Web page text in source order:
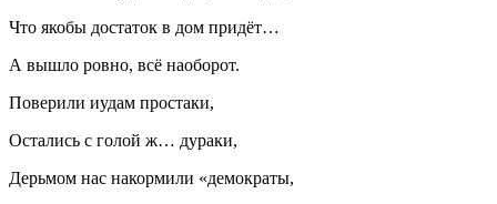
Что якобы достаток в дом придёт…
А вышло ровно, всё наоборот.
Поверили иудам простаки,
Остались с голой ж… дураки,
Дерьмом нас накормили «демократы,